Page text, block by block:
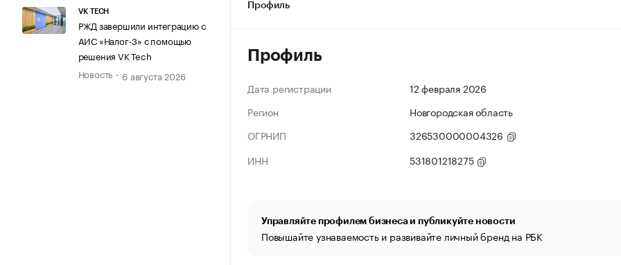
VK TECH
РЖД завершили интеграцию с
АИС «Налог-3» с помощью
решения VK Tech
Новость
6 августа 2026
Профиль
Профиль
Дата регистрации
12 февраля 2026
Регион
Новгородская область
ОГРНИП
326530000004326
ИНН
531801218275
Управляйте профилем бизнеса и публикуйте новости
Повышайте узнаваемость и развивайте личный бренд на РБК